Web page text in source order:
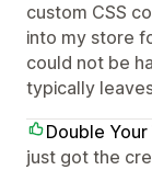
custom CSS
into my store
could not be
typically
Double Your
just got the